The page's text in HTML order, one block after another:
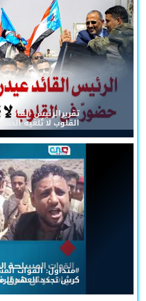
تقريرالرئيس القائد
القلوب لا تُلغيه
#متداول: القوات
كرش تجدد العهد